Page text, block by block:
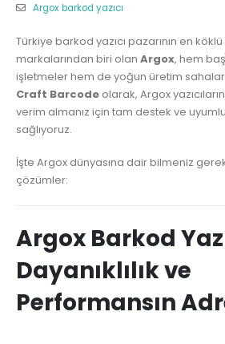
Argox barkod yazıcı
Türkiye barkod yazıcı pazarının en
markalarından biri olan Argox, hem
işletmeler hem de yoğun üretim
Craft Barcode olarak, Argox
verim almanız için tam destek ve
sağlıyoruz.
İşte Argox dünyasına dair bilmeniz
çözümler:
Argox Barkod
Dayanıklılık ve
Performansın